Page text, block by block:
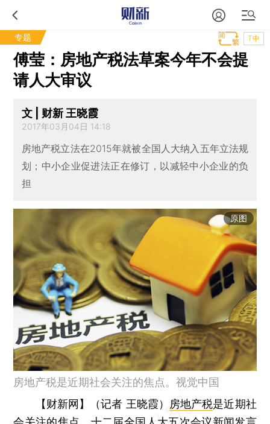
专题 T中
傅莹：房地产税法草案今年不会提
请人大审议
文 | 财新 王晓霞
2017年03月04日 14:18
房地产税立法在2015年就被全国人大纳入五年立法规
划；中小企业促进法正在修订，以减轻中小企业的负
担
原图
房地产税是近期社会关注的焦点。视觉中国
【财新网】（记者 王晓霞） 房地产税是近期社